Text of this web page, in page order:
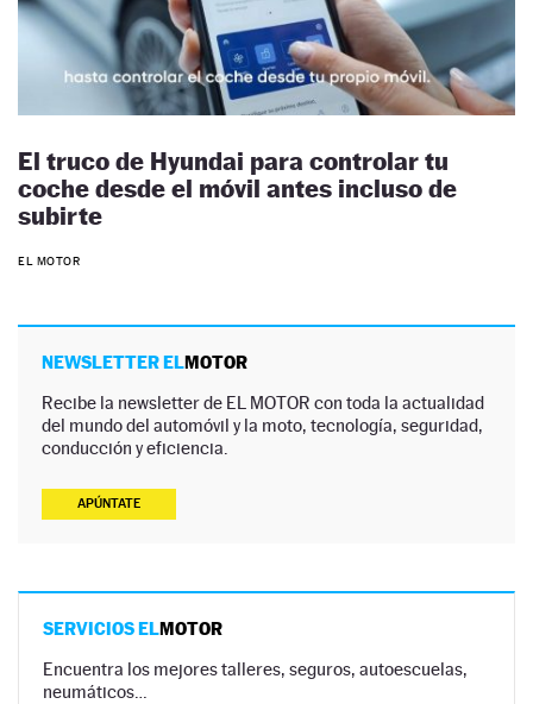
El truco de Hyundai para controlar tu
coche desde el móvil antes incluso de
subirte
EL MOTOR
NEWSLETTER ELMOTOR
Recibe la newsletter de EL MOTOR con toda la actualidad
del mundo del automóvil y la moto, tecnología, seguridad,
conducción y eficiencia.
APÚNTATE
SERVICIOS ELMOTOR
Encuentra los mejores talleres, seguros, autoescuelas,
neumáticos…